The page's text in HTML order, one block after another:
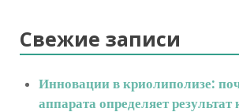
Свежие записи
Инновации в криолиполизе:
аппарата определяет